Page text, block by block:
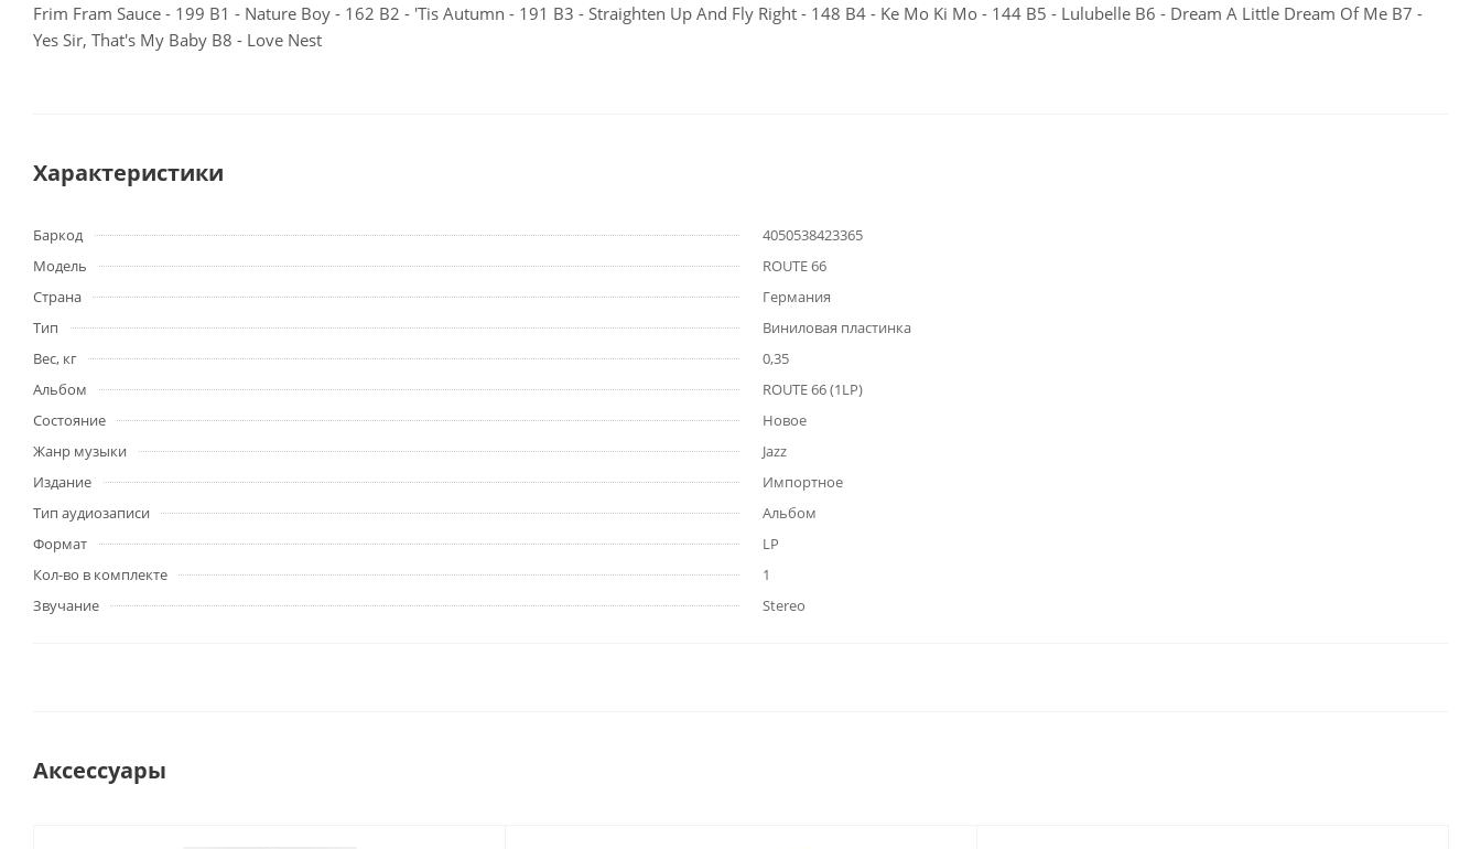
Frim Fram Sauce - 199 B1 - Nature Boy - 162 B2 - 'Tis Autumn - 191 B3 - Straighten Up And Fly Right - 148 B4 - Ke Mo Ki Mo - 144 B5 - Lulubelle B6 - Dream A Little Dream Of Me B7 -
Yes Sir, That's My Baby B8 - Love Nest
Характеристики
Баркод
4050538423365
Модель
ROUTE 66
Страна
Германия
Тип
Виниловая пластинка
Вес, кг
0,35
Альбом
ROUTE 66 (1LP)
Состояние
Новое
Жанр музыки
Jazz
Издание
Импортное
Тип аудиозаписи
Альбом
Формат
LP
Кол-во в комплекте
1
Звучание
Stereo
Аксессуары